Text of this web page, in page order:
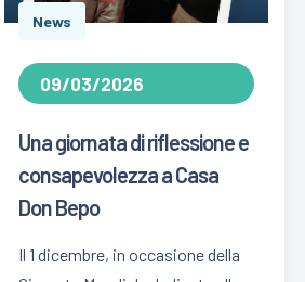
News
09/03/2026
Una giornata di riflessione e
consapevolezza a Casa
Don Bepo
Il 1 dicembre, in occasione della